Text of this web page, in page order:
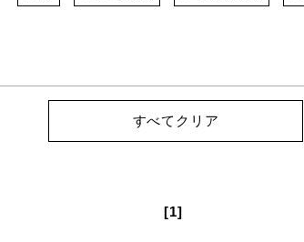
すべてクリア
[1]